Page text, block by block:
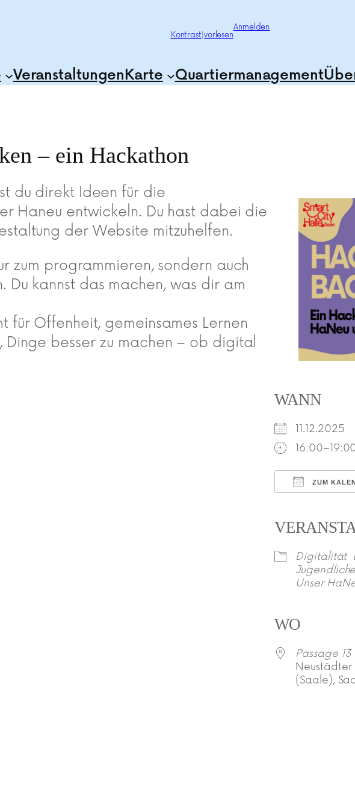
Kontrast vorlesen
Anmelden
VeranstaltungenKarte Quartiermanagement
– ein Hackathon
du direkt Ideen für die
Haneu entwickeln. Du hast dabei die
der Website mitzuhelfen.
zum programmieren, sondern auch
Du kannst das machen, was dir am
für Offenheit, gemeinsames Lernen
besser zu machen – ob digital
WANN
11.12.2025
ZUM
Digitalität
Jugendliche
Unser
WO
Passage 13
Neustädter
(Saale),